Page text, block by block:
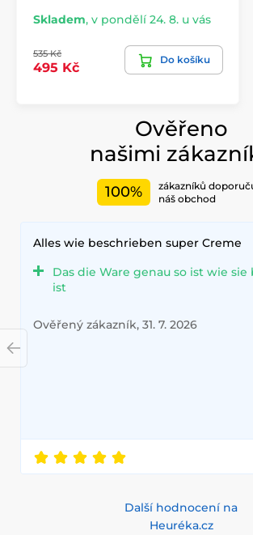
Skladem, v pondělí 24. 8. u vás
535 Kč
495 Kč
Do košíku
Ověřeno
našimi
100%
zákazníků
náš obchod
Alles wie beschrieben super Creme
Das die Ware genau so ist wie
ist
Ověřený zákazník, 31. 7. 2026
Další hodnocení na
Heuréka.cz